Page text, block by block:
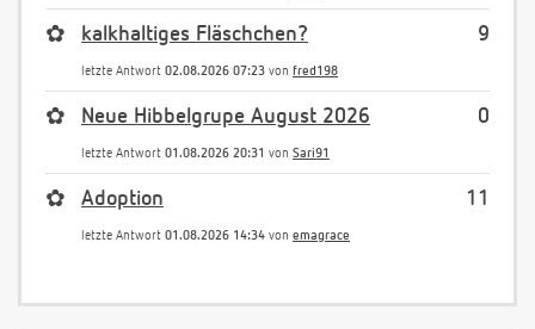
9
✿ kalkhaltiges Fläschchen?
letzte Antwort 02.08.2026 07:23 von fred198
0
✿ Neue Hibbelgrupe August 2026
letzte Antwort 01.08.2026 20:31 von Sari91
11
✿ Adoption
letzte Antwort 01.08.2026 14:34 von emagrace